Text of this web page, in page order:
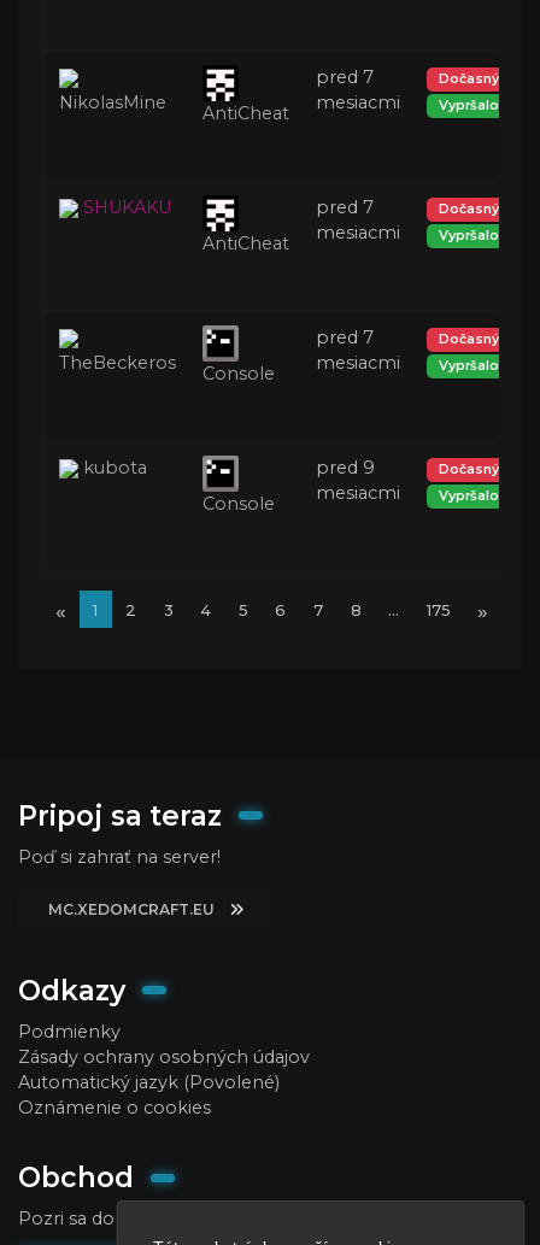
NikolasMine AntiCheat
pred 7
mesiacmi
Dočasný ban
Vypršalo
SHUKAKU
AntiCheat
pred 7
mesiacmi
Dočasný ban
Vypršalo
TheBeckeros Console
pred 7
mesiacmi
Dočasný ban
Vypršalo
kubota
Console
pred 9
mesiacmi
Dočasný ban
Vypršalo
« 1 2 3 4 5 6 7 8 ... 175 »
Pripoj sa teraz
Poď si zahrať na server!
MC.XEDOMCRAFT.EU
Odkazy
Podmienky
Zásady ochrany osobných údajov
Automatický jazyk (Povolené)
Oznámenie o cookies
Obchod
Pozri sa do obchodu, kde si môžeš kúpiť ranky, coiny, atď!